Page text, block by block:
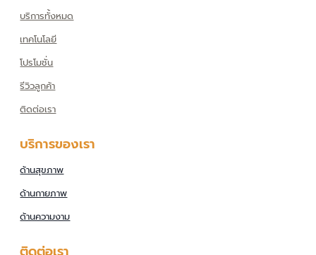
บริการทั้งหมด
เทคโนโลยี
โปรโมชั่น
รีวิวลูกค้า
ติดต่อเรา
บริการของเรา
ด้านสุขภาพ
ด้านกายภาพ
ด้านความงาม